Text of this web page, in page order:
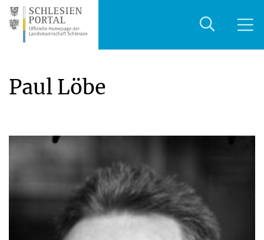
Paul Löbe